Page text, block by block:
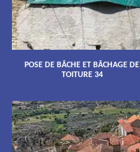
POSE DE BÂCHE ET BÂCHAGE DE
TOITURE 34